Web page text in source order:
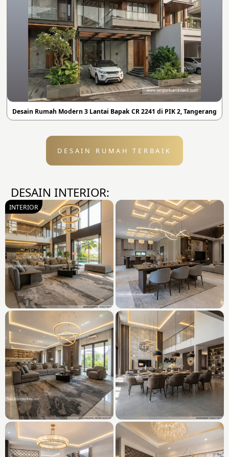
Desain Rumah Modern 3 Lantai Bapak CR 2241 di PIK 2, Tangerang
DESAIN RUMAH TERBAIK
DESAIN INTERIOR:
INTERIOR